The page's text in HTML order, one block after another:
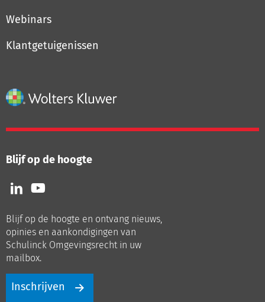
Webinars
Klantgetuigenissen
Blijf op de hoogte
Volg
ons
LinkedIn
Volg
ons
Youtube
Blijf op de hoogte en ontvang nieuws,
opinies en aankondigingen van
Schulinck Omgevingsrecht in uw
mailbox.
Inschrijven